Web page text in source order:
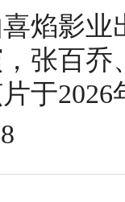
喜焰影
张百
于